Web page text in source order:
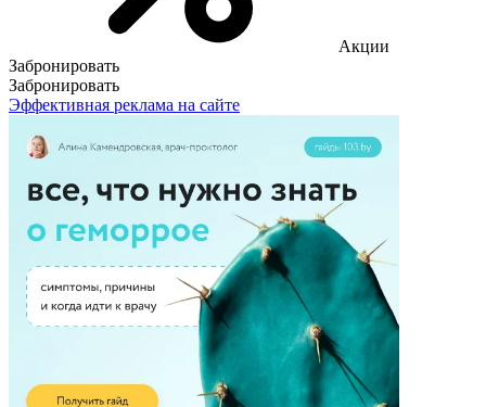
Акции
Забронировать
Забронировать
Эффективная реклама на сайте